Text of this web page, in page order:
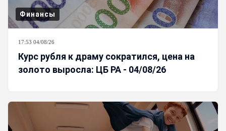
Финансы
17:53 04/08/26
Курс рубля к драму сократился, цена на
золото выросла: ЦБ РА - 04/08/26